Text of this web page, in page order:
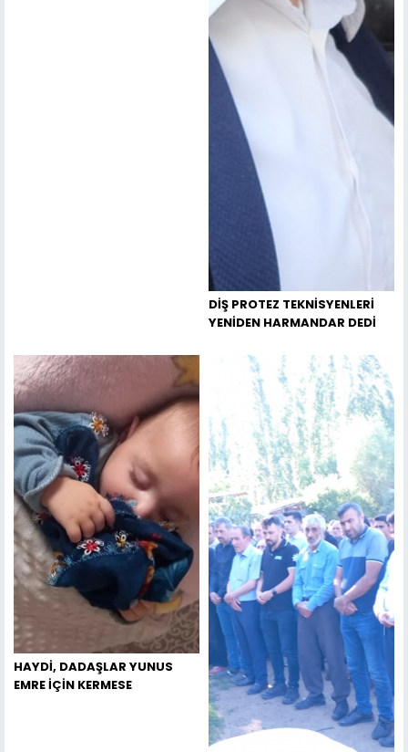
DİŞ PROTEZ TEKNİSYENLERİ
YENİDEN HARMANDAR DEDİ
HAYDİ, DADAŞLAR YUNUS
EMRE İÇİN KERMESE